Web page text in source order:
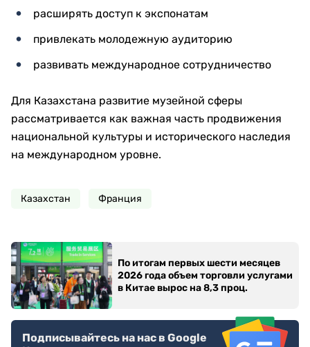
расширять доступ к экспонатам
привлекать молодежную аудиторию
развивать международное сотрудничество
Для Казахстана развитие музейной сферы
рассматривается как важная часть продвижения
национальной культуры и исторического наследия
на международном уровне.
Казахстан Франция
По итогам первых шести месяцев
2026 года объем торговли услугами
в Китае вырос на 8,3 проц.
Подписывайтесь на нас в Google